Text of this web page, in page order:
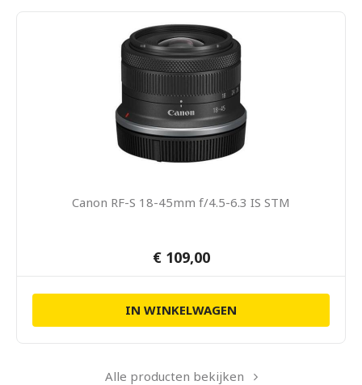
Canon RF-S 18-45mm f/4.5-6.3 IS STM
€ 109,00
IN WINKELWAGEN
Alle producten bekijken